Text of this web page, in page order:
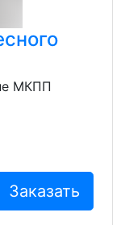
МКПП
Заказать